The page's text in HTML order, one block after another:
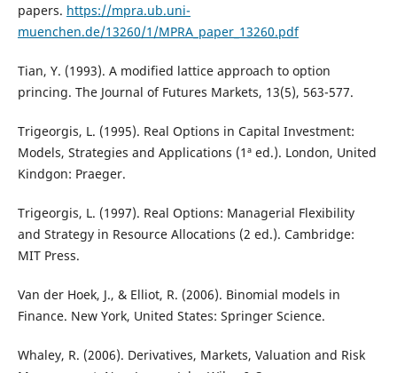
papers. https://mpra.ub.uni-
muenchen.de/13260/1/MPRA_paper_13260.pdf
Tian, Y. (1993). A modified lattice approach to option
princing. The Journal of Futures Markets, 13(5), 563-577.
Trigeorgis, L. (1995). Real Options in Capital Investment:
Models, Strategies and Applications (1ª ed.). London, United
Kindgon: Praeger.
Trigeorgis, L. (1997). Real Options: Managerial Flexibility
and Strategy in Resource Allocations (2 ed.). Cambridge:
MIT Press.
Van der Hoek, J., & Elliot, R. (2006). Binomial models in
Finance. New York, United States: Springer Science.
Whaley, R. (2006). Derivatives, Markets, Valuation and Risk